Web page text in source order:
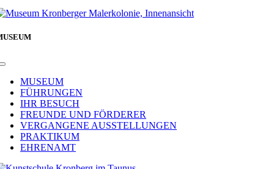
Toggle
NavigationMUSEUM
FÜHRUNGEN
IHR BESUCH
FREUNDE UND FÖRDERER
VERGANGENE AUSSTELLUNGEN
PRAKTIKUM
EHRENAMT